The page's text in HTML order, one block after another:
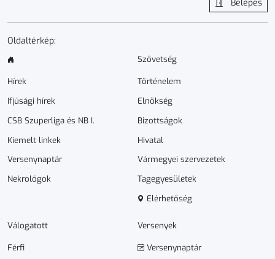
Belépés
Oldaltérkép:
Hírek
Ifjúsági hírek
CSB Szuperliga és NB I.
Kiemelt linkek
Versenynaptár
Nekrológok
Szövetség
Történelem
Elnökség
Bizottságok
Hivatal
Vármegyei szervezetek
Tagegyesületek
Elérhetőség
Válogatott
Férfi
Versenyek
Versenynaptár